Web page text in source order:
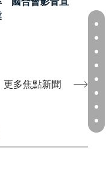
更多焦點新聞